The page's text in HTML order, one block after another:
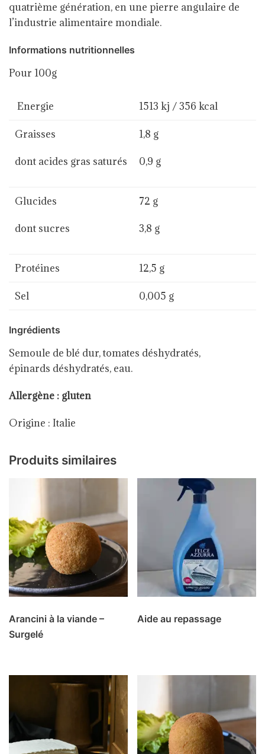
quatrième génération, en une pierre angulaire de
l’industrie alimentaire mondiale.
Informations nutritionnelles
Pour 100g
Energie 1513 kj / 356 kcal
Graisses
dont acides gras saturés
1,8 g
0,9 g
Glucides
dont sucres
72 g
3,8 g
Protéines 12,5 g
Sel 0,005 g
Ingrédients
Semoule de blé dur, tomates déshydratés,
épinards déshydratés, eau.
Allergène : gluten
Origine : Italie
Produits similaires
Arancini à la viande –
Surgelé
Aide au repassage